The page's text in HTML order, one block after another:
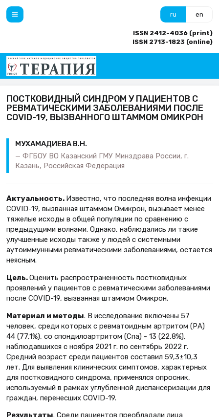
ru en
ISSN 2412-4036 (print)
ISSN 2713-1823 (online)
ПОСТКОВИДНЫЙ СИНДРОМ У ПАЦИЕНТОВ С
РЕВМАТИЧЕСКИМИ ЗАБОЛЕВАНИЯМИ ПОСЛЕ
COVID-19, ВЫЗВАННОГО ШТАММОМ ОМИКРОН
МУХАМАДИЕВА В.Н.
ФГБОУ ВО Казанский ГМУ Минздрава России, г.
Казань, Российская Федерация
Актуальность. Известно, что последняя волна инфекции
COVID-19, вызванная штаммом Омикрон, вызывает менее
тяжелые исходы в общей популяции по сравнению с
предыдущими волнами. Однако, наблюдались ли такие
улучшенные исходы также у людей с системными
аутоиммунными ревматическими заболеваниями, остается
неясным.
Цель.Оценить распространенность постковидных
проявлений у пациентов с ревматическими заболеваниями
после COVID-19, вызванная штаммом Омикрон.
Материал и методы. В исследование включены 57
человек, среди которых с ревматоидным артритом (РА)
44 (77,1%), со спондилоартритом (Спа) - 13 (22,8%),
наблюдавшихся c ноября 2021 г. по сентябрь 2022 г.
Средний возраст среди пациентов составил 59,3±10,3
лет. Для выявления клинических симптомов, характерных
для постковидного синдрома, применялся опросник,
используемый в рамках углубленной диспансеризации для
граждан, перенесших COVID-19.